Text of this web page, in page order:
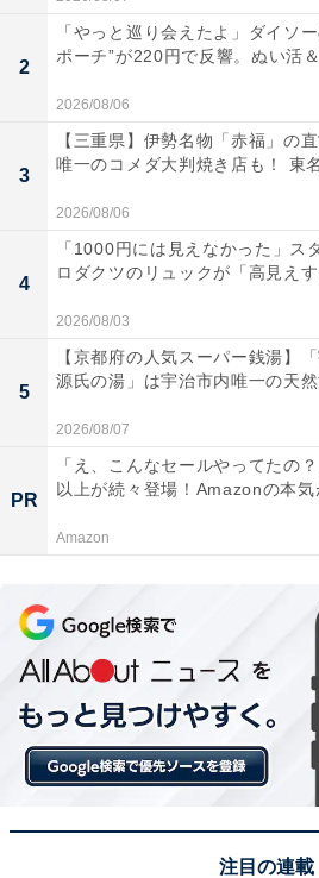
2
「やっと巡り会えたよ」ダイソ
ポーチ”が220円で反響。ぬい活
2026/08/06
3
【三重県】伊勢名物「赤福」の
唯一のコメダ大判焼き店も！ 東
2026/08/06
4
「1000円には見えなかった」ス
ロダクツのリュックが「高見え
2026/08/03
5
【京都府の人気スーパー銭湯】
源氏の湯」は宇治市内唯一の天
2026/08/07
PR
「え、こんなセールやってたの
以上が続々登場！Amazonの本気
Amazon
注目の連載